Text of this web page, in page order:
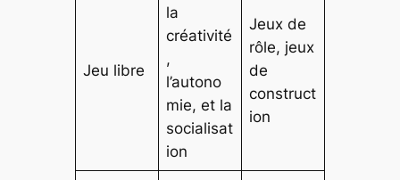
Jeu libre
la
créativité
,
l’autono
mie, et la
socialisat
ion
Jeux de
rôle, jeux
de
construct
ion